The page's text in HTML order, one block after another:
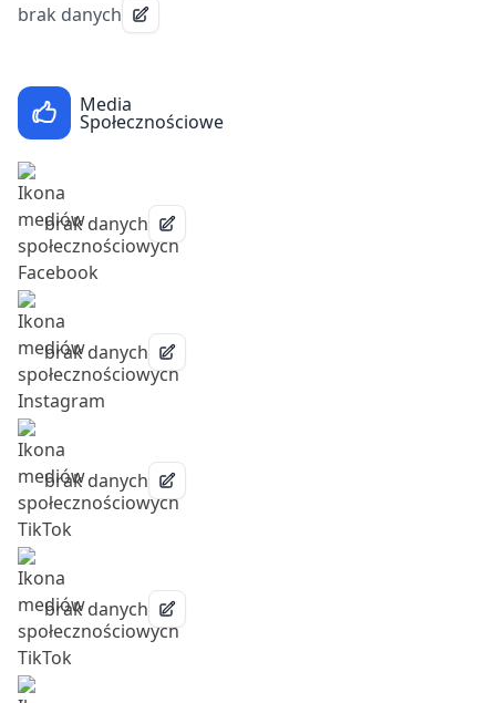
brak danych
Media
Społecznościowe
brak danych
brak danych
brak danych
brak danych